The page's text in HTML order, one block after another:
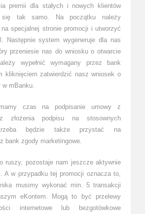
premii dla stałych i nowych klientów
się tak samo. Na początku należy
specjalnej stronie promocji i utworzyć
Następnie system wygeneruje dla nas
przeniesie nas do wniosku o otwarcie
wypełnić wymagany przez bank
kliknięciem zatwierdzić nasz wniosek o
w mBanku.
czas na podpisanie umowy z
złożenia podpisu na stosownych
trzeba będzie także przystać na
bank zgody marketingowe.
ruszy, pozostaje nam jeszcze aktywnie
A w przypadku tej promocji oznacza to,
musimy wykonać min. 5 transakcji
eKontem. Mogą to być przelewy
internetowe lub bezgotówkowe